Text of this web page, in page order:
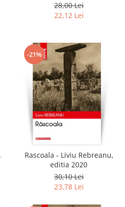
28,00 Lei
22,12 Lei
-21%
Rascoala - Liviu Rebreanu,
editia 2020
30,10 Lei
23,78 Lei